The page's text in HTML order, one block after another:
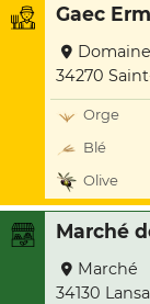
Gaec
34270
Orge
Blé
Olive
Marché
Marché
34130